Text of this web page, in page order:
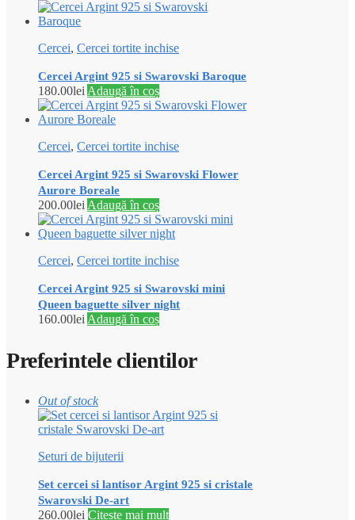
Cercei, Cercei tortite inchise
Cercei Argint 925 si Swarovski Baroque
180.00lei Adaugă în coș
Cercei, Cercei tortite inchise
Cercei Argint 925 si Swarovski Flower
Aurore Boreale
200.00lei Adaugă în coș
Cercei, Cercei tortite inchise
Cercei Argint 925 si Swarovski mini
Queen baguette silver night
160.00lei Adaugă în coș
Preferintele clientilor
Out of stock
Seturi de bijuterii
Set cercei si lantisor Argint 925 si cristale
Swarovski De-art
260.00lei Citește mai mult